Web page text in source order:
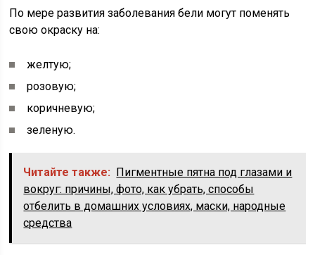
По мере развития заболевания бели могут поменять
свою окраску на:
желтую;
розовую;
коричневую;
зеленую.
Читайте также: Пигментные пятна под глазами и
вокруг: причины, фото, как убрать, способы
отбелить в домашних условиях, маски, народные
средства